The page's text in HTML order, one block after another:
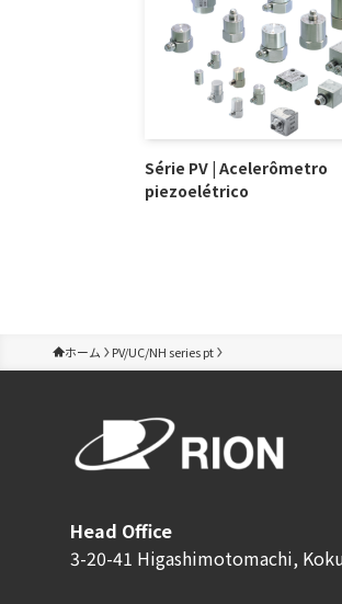
Série PV | Acelerômetro
piezoelétrico
ホーム PV/UC/NH series pt
Head Office
3-20-41 Higashimotomachi,